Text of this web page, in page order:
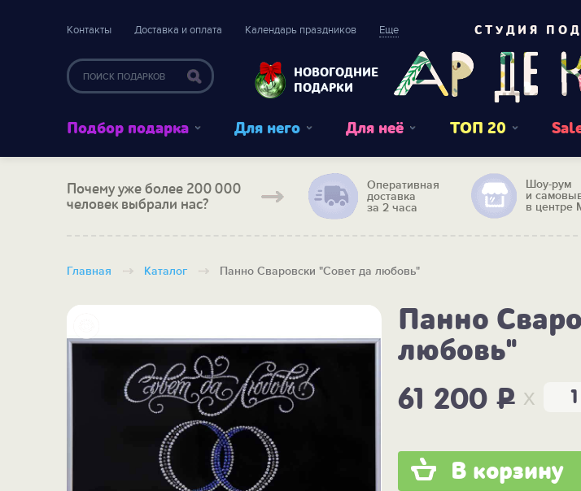
Контакты Доставка и оплата Календарь праздников Еще
НОВОГОДНИЕ
ПОДАРКИ
СТУДИЯ
Подбор подарка Для него Для неё ТОП 20
Почему уже более 200 000
человек выбрали нас?
Оперативная
доставка
за 2 часа
Шоу-рум
и
в центре
Главная Каталог Панно Сваровски "Совет да любовь"
Панно
любовь"
61 200P x
В корзину